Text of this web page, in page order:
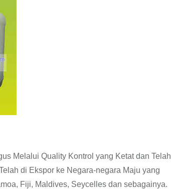
Melalui Quality Kontrol yang Ketat dan Telah
di Ekspor ke Negara-negara Maju yang
Fiji, Maldives, Seycelles dan sebagainya.